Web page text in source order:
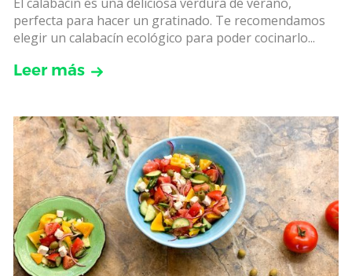
perfecta para hacer un gratinado. Te recomendamos
elegir un calabacín ecológico para poder cocinarlo...
Leer más